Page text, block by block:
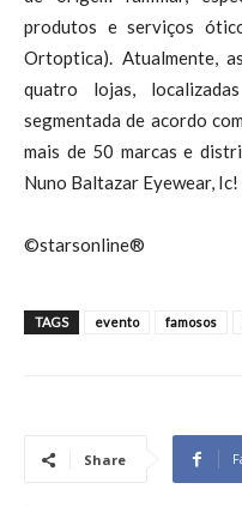
produtos e serviços
Ortoptica). Atualmente,
quatro lojas,
segmentada de acordo
mais de 50 marcas e
Nuno Baltazar Eyewear,
©starsonline®
TAGS evento famosos
Share